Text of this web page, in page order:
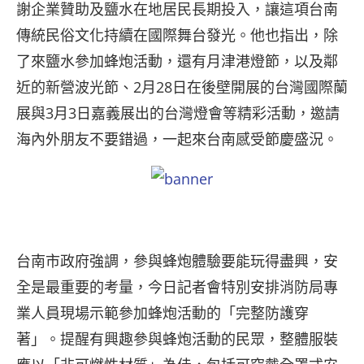
謝企業贊助及鹽水在地居民長期投入，讓這項台南
傳統民俗文化持續在國際舞台發光。他也指出，除
了來鹽水參加蜂炮活動，還有月津港燈節，以及鄰
近的新營波光節、2月28日在後壁開展的台灣國際蘭
展與3月3日嘉義展出的台灣燈會等精彩活動，邀請
海內外朋友不要錯過，一起來台南感受節慶盛況。
台南市政府強調，參與蜂炮體驗要能玩得盡興，安
全是最重要的考量，今日記者會特別安排消防局專
業人員現場示範參加蜂炮活動的「完整防護穿
著」。提醒有興趣參與蜂炮活動的民眾，整體服裝